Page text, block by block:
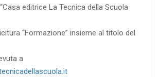
editrice La Tecnica della Scuola
“Formazione” insieme al titolo del
a